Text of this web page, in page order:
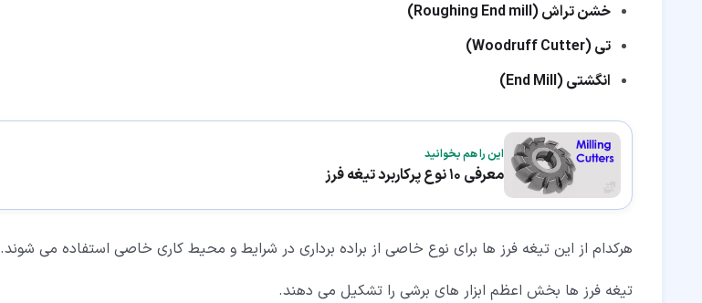
خشن تراش (Roughing End mill)
تی (Woodruff Cutter)
انگشتی (End Mill)
این را هم بخوانید
معرفی 10 نوع پرکاربرد تیغه فرز
هرکدام از این تیغه فرز ها برای نوع خاصی از براده برداری در شرایط و محیط کاری خاصی استفاده می شوند.
تیغه فرز ها بخش اعظم ابزار های برشی را تشکیل می دهند.